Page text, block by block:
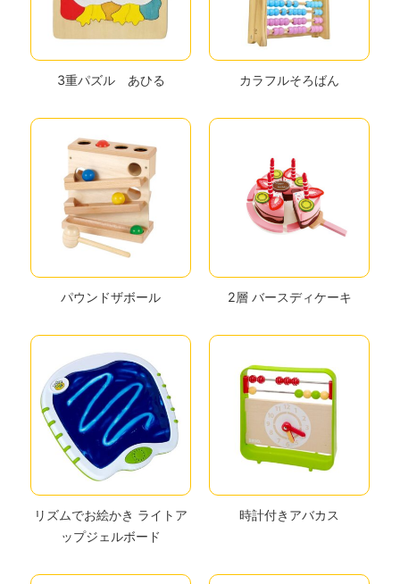
3重パズル あひる カラフルそろばん
パウンドザボール 2層 バースディケーキ
リズムでお絵かき ライトア
ップジェルボード
時計付きアバカス